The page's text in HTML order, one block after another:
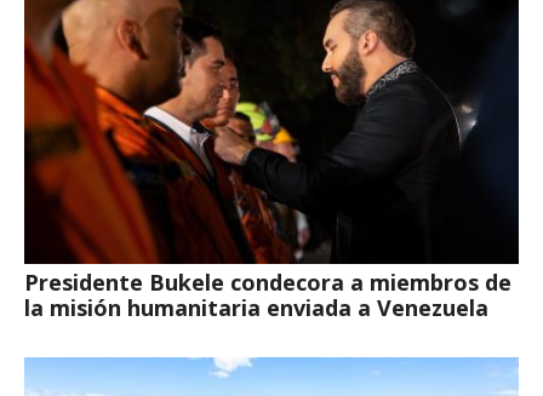
Presidente Bukele condecora a miembros de
la misión humanitaria enviada a Venezuela